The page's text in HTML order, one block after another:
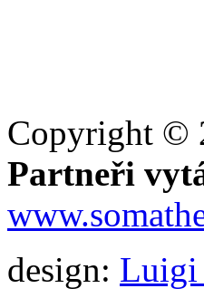
Copyright ©
Partneři
design: Luigi